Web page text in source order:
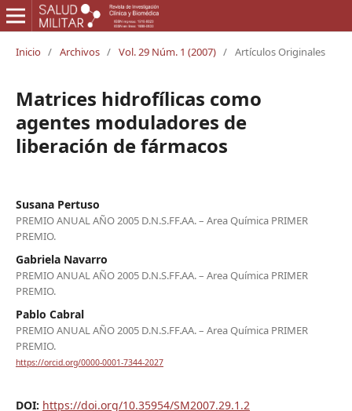
Inicio / Archivos / Vol. 29 Núm. 1 (2007) / Artículos Originales
Matrices hidrofílicas como
agentes moduladores de
liberación de fármacos
Susana Pertuso
PREMIO ANUAL AÑO 2005 D.N.S.FF.AA. – Area Química PRIMER
PREMIO.
Gabriela Navarro
PREMIO ANUAL AÑO 2005 D.N.S.FF.AA. – Area Química PRIMER
PREMIO.
Pablo Cabral
PREMIO ANUAL AÑO 2005 D.N.S.FF.AA. – Area Química PRIMER
PREMIO.
https://orcid.org/0000-0001-7344-2027
DOI: https://doi.org/10.35954/SM2007.29.1.2